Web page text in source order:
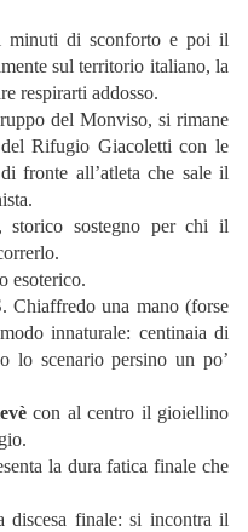
minuti di sconforto e poi il
sul territorio italiano, la
respirarti addosso.
del Monviso, si rimane
Rifugio Giacoletti con le
fronte all’atleta che sale il
, storico sostegno per chi il
esoterico.
Chiaffredo una mano (forse
innaturale: centinaia di
lo scenario persino un po’
con al centro il gioiellino
la dura fatica finale che
finale: si incontra il